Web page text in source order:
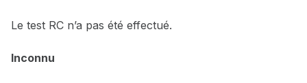
Le test RC n’a pas été effectué.
Inconnu